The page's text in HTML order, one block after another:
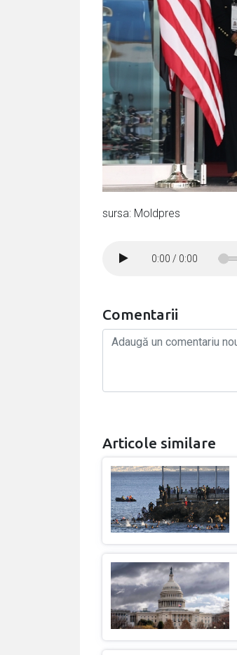
sursa: Moldpres
0:00 / 0:00
Comentarii
Articole similare